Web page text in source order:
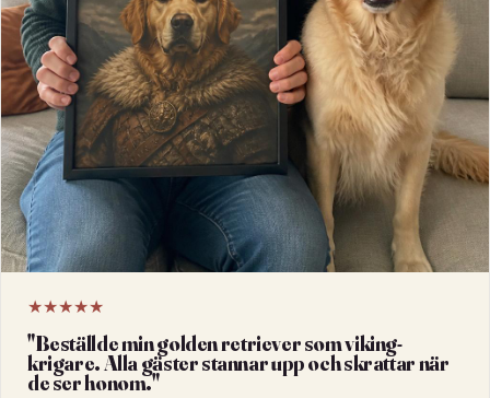
★★★★★
"Beställde min golden retriever som viking-
krigare. Alla gäster stannar upp och skrattar när
de ser honom."